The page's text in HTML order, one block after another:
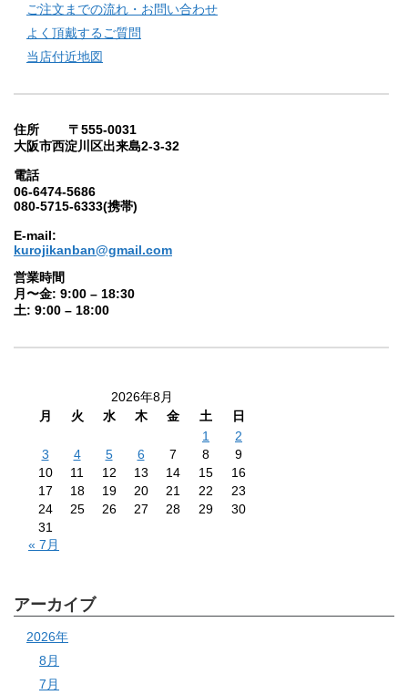
ご注文までの流れ・お問い合わせ
よく頂戴するご質問
当店付近地図
住所 〒555-0031
大阪市西淀川区出来島2-3-32
電話
06-6474-5686
080-5715-6333(携帯)
E-mail:
kurojikanban@gmail.com
営業時間
月〜金: 9:00 – 18:30
土: 9:00 – 18:00
2026年8月
月
火 水 木 金 土
日
1
2
3
4 5 6 7 8
9
10
11 12 13 14 15
16
17
18 19 20 21 22
23
24
25 26 27 28 29
30
31
« 7月
アーカイブ
2026年
8月
7月